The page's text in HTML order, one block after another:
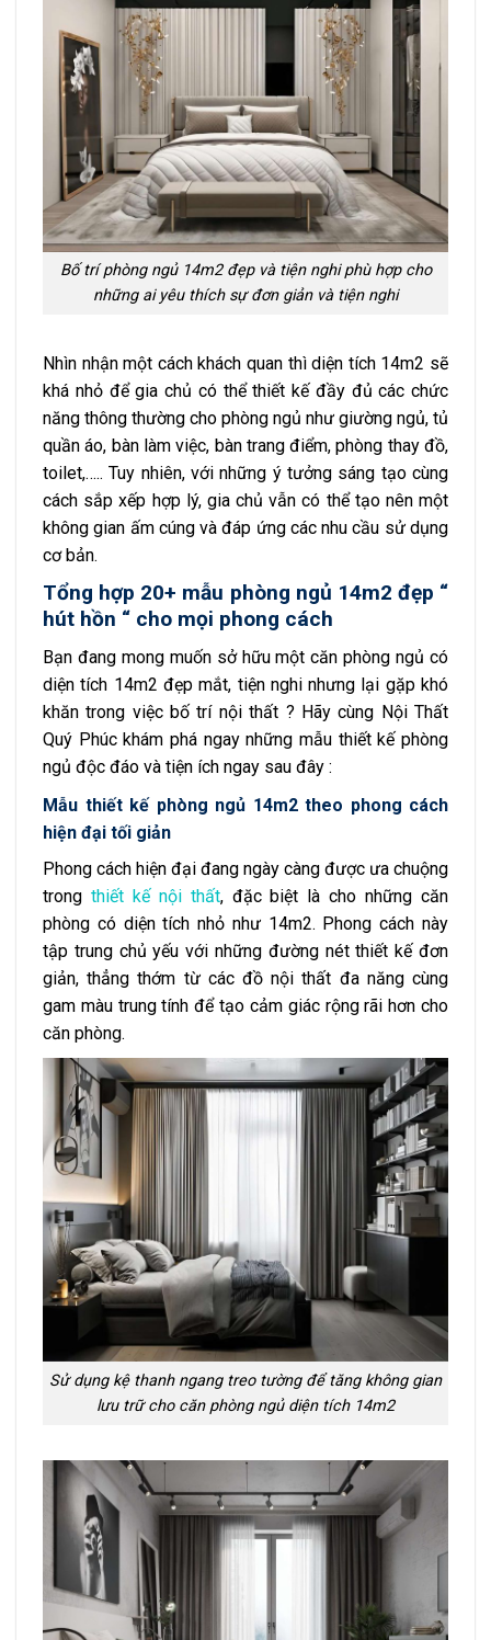
Bố trí phòng ngủ 14m2 đẹp và tiện nghi phù hợp cho
những ai yêu thích sự đơn giản và tiện nghi
Nhìn nhận một cách khách quan thì diện tích 14m2 sẽ
khá nhỏ để gia chủ có thể thiết kế đầy đủ các chức
năng thông thường cho phòng ngủ như giường ngủ, tủ
quần áo, bàn làm việc, bàn trang điểm, phòng thay đồ,
toilet,….. Tuy nhiên, với những ý tưởng sáng tạo cùng
cách sắp xếp hợp lý, gia chủ vẫn có thể tạo nên một
không gian ấm cúng và đáp ứng các nhu cầu sử dụng
cơ bản.
Tổng hợp 20+ mẫu phòng ngủ 14m2 đẹp “
hút hồn “ cho mọi phong cách
Bạn đang mong muốn sở hữu một căn phòng ngủ có
diện tích 14m2 đẹp mắt, tiện nghi nhưng lại gặp khó
khăn trong việc bố trí nội thất ? Hãy cùng Nội Thất
Quý Phúc khám phá ngay những mẫu thiết kế phòng
ngủ độc đáo và tiện ích ngay sau đây :
Mẫu thiết kế phòng ngủ 14m2 theo phong cách
hiện đại tối giản
Phong cách hiện đại đang ngày càng được ưa chuộng
trong thiết kế nội thất, đặc biệt là cho những căn
phòng có diện tích nhỏ như 14m2. Phong cách này
tập trung chủ yếu với những đường nét thiết kế đơn
giản, thẳng thớm từ các đồ nội thất đa năng cùng
gam màu trung tính để tạo cảm giác rộng rãi hơn cho
căn phòng.
Sử dụng kệ thanh ngang treo tường để tăng không gian
lưu trữ cho căn phòng ngủ diện tích 14m2